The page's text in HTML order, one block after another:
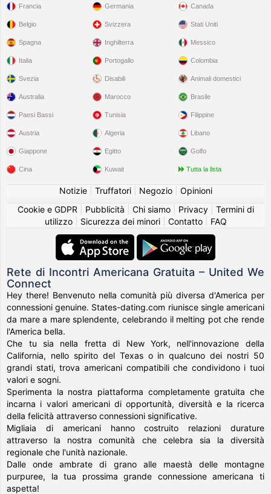
Francia
Belgio
Spagna
Italia
Svezia
Germania
Svizzera
Inghilterra
Portogallo
Disabili
Canada
Stati Uniti
Messico
Colombia
Animali domestici
Australia
Paesi Bassi
Austria
Giappone
Cina
Marocco
Tunisia
Algeria
Egitto
Kuwait
Brasile
Filippine
Libano
Golfo
Tutta la lista
Notizie| Truffatori| Negozio| Opinioni
Cookie e GDPR
Pubblicità Chi siamo| Privacy| Termini di
utilizzo| Sicurezza dei minori| Contatto| FAQ
Rete di Incontri Americana Gratuita – United We
Connect
Hey there! Benvenuto nella comunità più diversa d'America per
connessioni genuine. States-dating.com riunisce single americani
da mare a mare splendente, celebrando il melting pot che rende
l'America bella.
Che tu sia nella fretta di New York, nell'innovazione della
California, nello spirito del Texas o in qualcuno dei nostri 50
grandi stati, trova americani compatibili che condividono i tuoi
valori e sogni.
Sperimenta la nostra piattaforma completamente gratuita che
incarna i valori americani di opportunità, diversità e la ricerca
della felicità attraverso connessioni significative.
Migliaia di americani hanno costruito relazioni durature
attraverso la nostra comunità che celebra sia la diversità
regionale che l'unità nazionale.
Dalle onde ambrate di grano alle maestà delle montagne
purpuree, la tua prossima grande connessione americana ti
aspetta!